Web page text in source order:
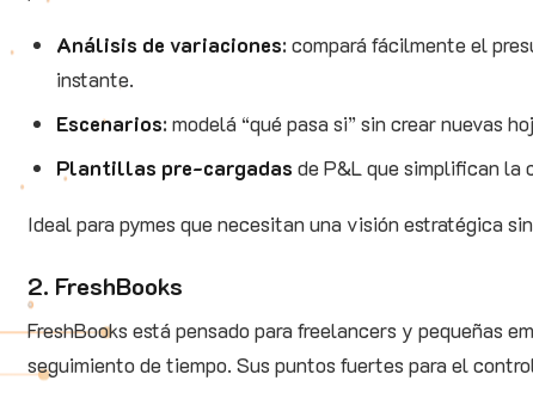
Análisis de variaciones: compará fácilmente el
instante.
Escenarios: modelá “qué pasa si” sin crear nuevas
Plantillas pre‑cargadas de P&L que simplifican la
Ideal para pymes que necesitan una visión estratégica
2. FreshBooks
FreshBooks está pensado para freelancers y pequeñas
seguimiento de tiempo. Sus puntos fuertes para el